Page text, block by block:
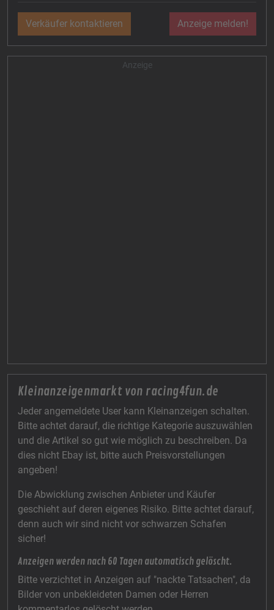
Verkäufer kontaktieren Anzeige melden!
Anzeige
Kleinanzeigenmarkt von racing4fun.de
Jeder angemeldete User kann Kleinanzeigen schalten.
Bitte achtet darauf, die richtige Kategorie auszuwählen
und die Artikel so gut wie möglich zu beschreiben. Da
dies nicht Ebay ist, bitte auch Preisvorstellungen
angeben!
Die Abwicklung zwischen Anbieter und Käufer
geschieht auf deren eigenes Risiko. Bitte achtet darauf,
denn auch wir sind nicht vor schwarzen Schafen
sicher!
Anzeigen werden nach 60 Tagen automatisch gelöscht.
Bitte verzichtet in Anzeigen auf "nackte Tatsachen", da
Bilder von unbekleideten Damen oder Herren